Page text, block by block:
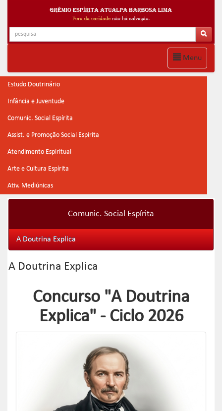
Menu
Estudo Doutrinário
Infância e Juventude
Comunic. Social Espírita
Assist. e Promoção Social Espírita
Atendimento Espiritual
Arte e Cultura Espírita
Ativ. Mediúnicas
Comunic. Social Espírita
A Doutrina Explica
A Doutrina Explica
Concurso "A Doutrina
Explica" - Ciclo 2026